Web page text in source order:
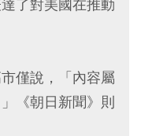
了對美國在推動
僅說，「內容屬
《朝日新聞》則